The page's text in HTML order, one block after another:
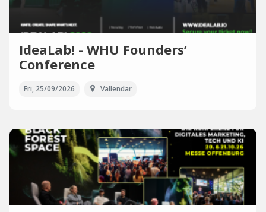
IdeaLab! - WHU Founders’
Conference
Fri, 25/09/2026 Vallendar